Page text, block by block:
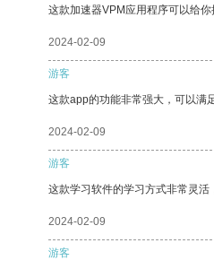
这款加速器VPM应用程序可以给
2024-02-09
游客
这款app的功能非常强大，可以满
2024-02-09
游客
这款学习软件的学习方式非常灵活
2024-02-09
游客